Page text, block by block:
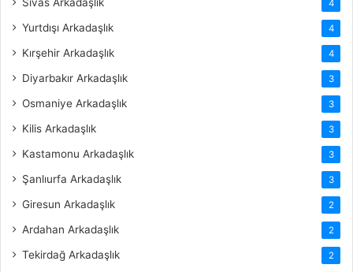
4
Yurtdışı Arkadaşlık 4
Kırşehir Arkadaşlık 4
Diyarbakır Arkadaşlık 3
Osmaniye Arkadaşlık 3
Kilis Arkadaşlık 3
Kastamonu Arkadaşlık 3
Şanlıurfa Arkadaşlık 3
Giresun Arkadaşlık 2
Ardahan Arkadaşlık 2
Tekirdağ Arkadaşlık 2